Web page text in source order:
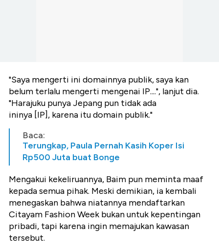
"Saya mengerti ini domainnya publik, saya kan
belum terlalu mengerti mengenai IP....", lanjut dia.
"Harajuku punya Jepang pun tidak ada
ininya [IP], karena itu domain publik."
Baca:
Terungkap, Paula Pernah Kasih Koper Isi
Rp500 Juta buat Bonge
Mengakui kekeliruannya, Baim pun meminta maaf
kepada semua pihak. Meski demikian, ia kembali
menegaskan bahwa niatannya mendaftarkan
Citayam Fashion Week bukan untuk kepentingan
pribadi, tapi karena ingin memajukan kawasan
tersebut.